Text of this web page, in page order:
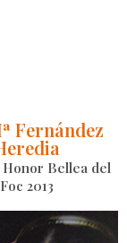
Fernández
Honor Bellea del
Foc 2013